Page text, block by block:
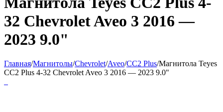
32 Chevrolet Aveo 3 2016 —
2023 9.0"
Главная/Магнитолы/Chevrolet/Aveo/CC2 Plus/Магнитола Teyes
CC2 Plus 4-32 Chevrolet Aveo 3 2016 — 2023 9.0"